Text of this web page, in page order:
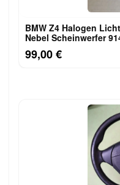
BMW Z4 Halogen Lichtschalter Schalter Einheit Licht
Nebel Scheinwerfer
99,00 €